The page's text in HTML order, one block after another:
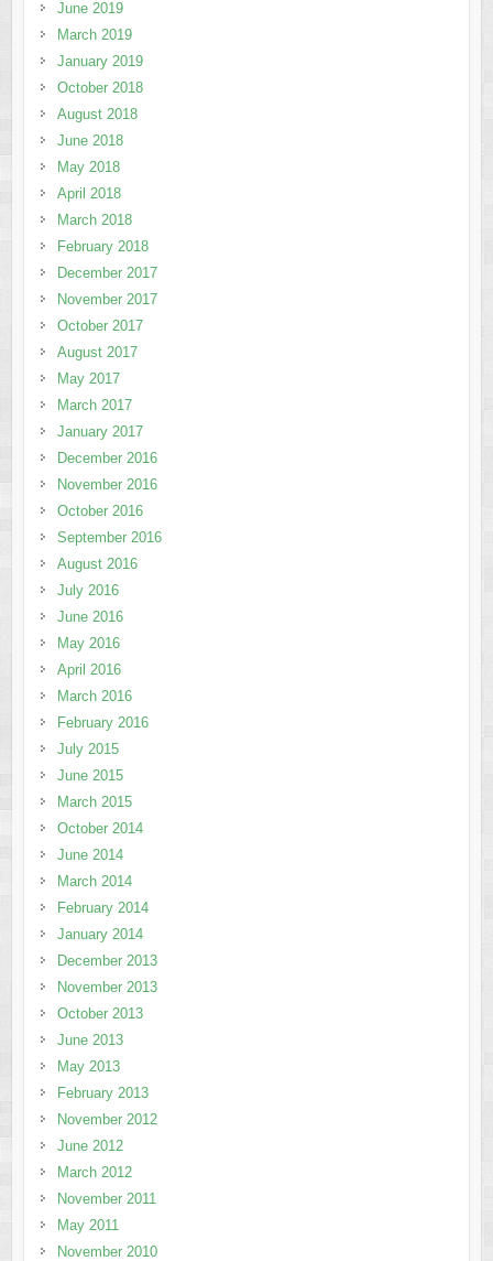
June 2019
March 2019
January 2019
October 2018
August 2018
June 2018
May 2018
April 2018
March 2018
February 2018
December 2017
November 2017
October 2017
August 2017
May 2017
March 2017
January 2017
December 2016
November 2016
October 2016
September 2016
August 2016
July 2016
June 2016
May 2016
April 2016
March 2016
February 2016
July 2015
June 2015
March 2015
October 2014
June 2014
March 2014
February 2014
January 2014
December 2013
November 2013
October 2013
June 2013
May 2013
February 2013
November 2012
June 2012
March 2012
November 2011
May 2011
November 2010